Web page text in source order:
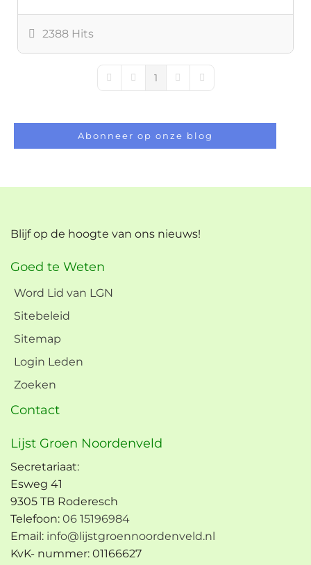
2388 Hits
First PagePrevious Page
1 Next PageLast Page
Abonneer op onze blog
Blijf op de hoogte van ons nieuws!
Goed te Weten
Word Lid van LGN
Sitebeleid
Sitemap
Login Leden
Zoeken
Contact
Lijst Groen Noordenveld
Secretariaat:
Esweg 41
9305 TB Roderesch
Telefoon: 06 15196984
Email: info@lijstgroennoordenveld.nl
KvK- nummer: 01166627